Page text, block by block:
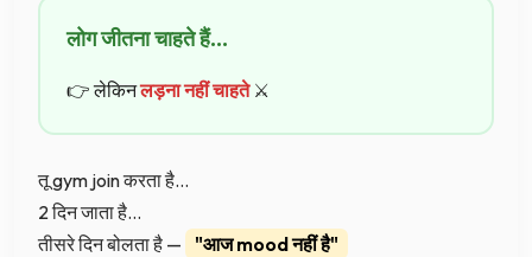
लोग जीतना चाहते हैं…
👉 लेकिनलड़ना नहीं चाहते⚔️
तू gym join करता है…
2 दिन जाता है…
तीसरे दिन बोलता है —
"आज mood नहीं है"